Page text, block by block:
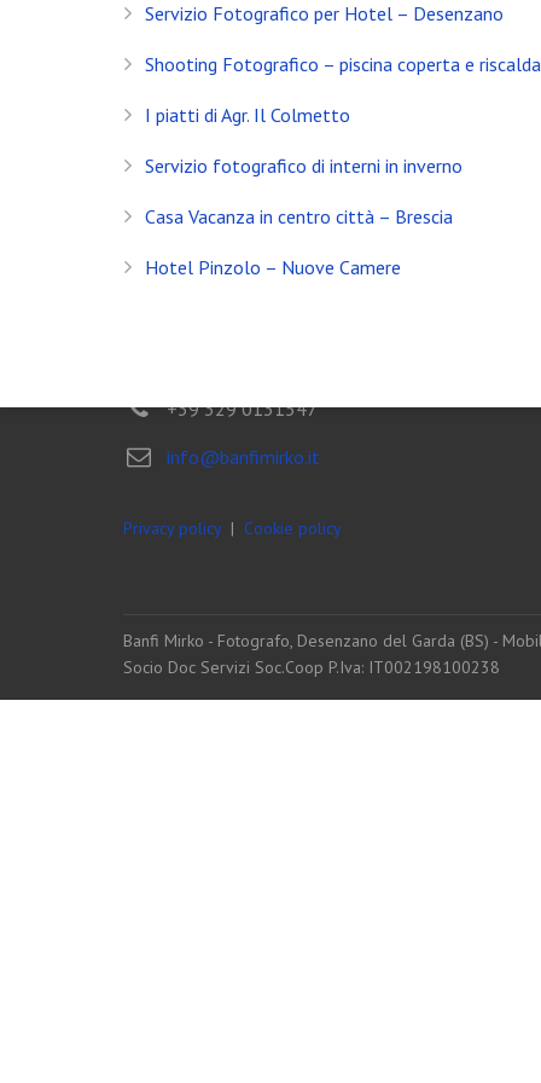
Servizio Fotografico per Hotel – Desenzano
Shooting Fotografico – piscina coperta e
I piatti di Agr. Il Colmetto
Servizio fotografico di interni in inverno
Casa Vacanza in centro città – Brescia
Hotel Pinzolo – Nuove Camere
Servizio Fotografico Immobiliare – Brescia
Con l’arrivo del 2021 inizia anche il decimo anno
Shooting in Limonaia
Update Showroom CLERICI
CONTATTI
+39 329 0131547
info@banfimirko.it
Privacy policy| Cookie policy
Banfi Mirko - Fotografo, Desenzano del Garda (BS) -
Socio Doc Servizi Soc.Coop P.Iva: IT002198100238